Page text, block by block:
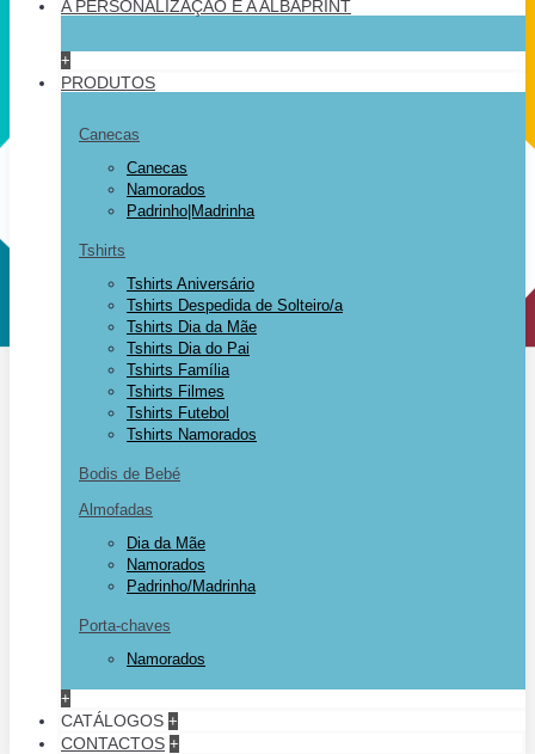
A PERSONALIZAÇÃO E A ALBAPRINT
+
PRODUTOS
Canecas
Canecas
Namorados
Padrinho|Madrinha
Tshirts
Tshirts Aniversário
Tshirts Despedida de Solteiro/a
Tshirts Dia da Mãe
Tshirts Dia do Pai
Tshirts Família
Tshirts Filmes
Tshirts Futebol
Tshirts Namorados
Bodis de Bebé
Almofadas
Dia da Mãe
Namorados
Padrinho/Madrinha
Porta-chaves
Namorados
+
CATÁLOGOS +
CONTACTOS +